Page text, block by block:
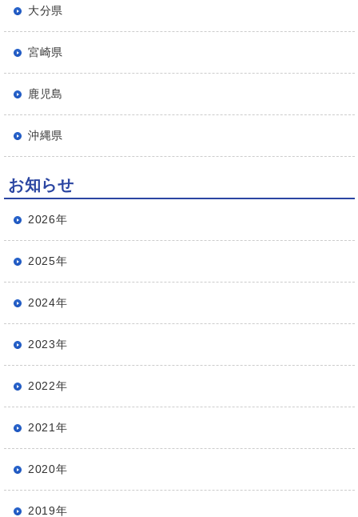
大分県
宮崎県
鹿児島
沖縄県
お知らせ
2026年
2025年
2024年
2023年
2022年
2021年
2020年
2019年